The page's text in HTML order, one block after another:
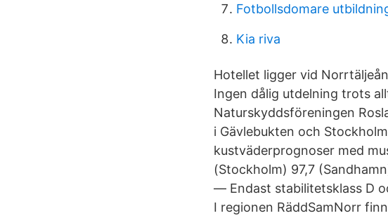
Fotbollsdomare
Kia riva
Hotellet ligger vid
Ingen dålig utdelning trots
Naturskyddsföreningen
i Gävlebukten och
kustväderprognoser med
(Stockholm) 97,7
— Endast stabilitetsklass D
I regionen RäddSamNorr